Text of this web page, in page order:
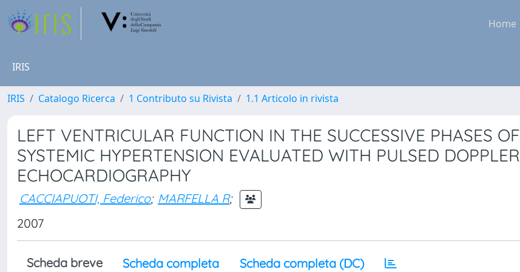
Home
IRIS
IRIS Catalogo Ricerca 1 Contributo su Rivista 1.1 Articolo in rivista
LEFT VENTRICULAR FUNCTION IN THE SUCCESSIVE PHASES OF
SYSTEMIC HYPERTENSION EVALUATED WITH PULSED DOPPLER
ECHOCARDIOGRAPHY
CACCIAPUOTI, Federico; MARFELLA R;
2007
Scheda breve Scheda completa Scheda completa (DC)